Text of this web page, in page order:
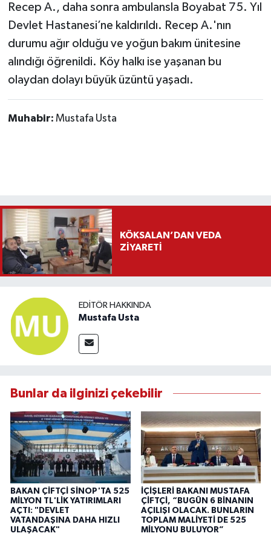
Recep A., daha sonra ambulansla Boyabat 75. Yıl
Devlet Hastanesi’ne kaldırıldı. Recep A.'nın
durumu ağır olduğu ve yoğun bakım ünitesine
alındığı öğrenildi. Köy halkı ise yaşanan bu
olaydan dolayı büyük üzüntü yaşadı.
Muhabir: Mustafa Usta
KÖKSALAN’DAN VEDA
ZİYARETİ
EDITÖR HAKKINDA
Mustafa Usta
Bunlar da ilginizi çekebilir
BAKAN ÇİFTÇİ SİNOP'TA 525
MİLYON TL'LİK YATIRIMLARI
AÇTI: "DEVLET
VATANDAŞINA DAHA HIZLI
ULAŞACAK"
İÇİŞLERİ BAKANI MUSTAFA
ÇİFTÇİ, “BUGÜN 6 BİNANIN
AÇILIŞI OLACAK. BUNLARIN
TOPLAM MALİYETİ DE 525
MİLYONU BULUYOR”